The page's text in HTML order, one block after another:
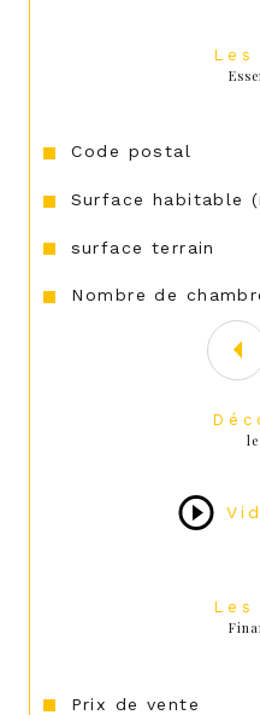
Caractéristiques Valeurs
Code postal
Surface habitable
surface terrain
Nombre de
Prix de vente